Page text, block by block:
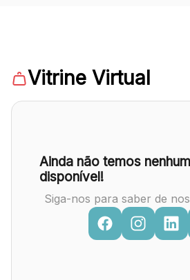
Vitrine Virtual
Ainda não temos
disponível!
Siga-nos para saber de